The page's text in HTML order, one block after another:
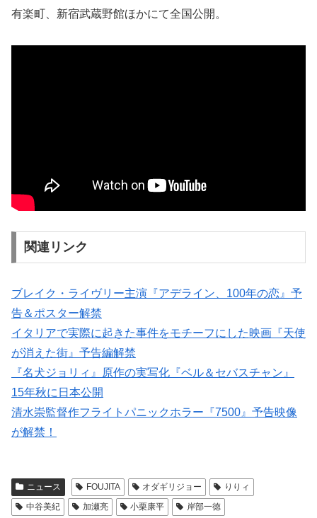
有楽町、新宿武蔵野館ほかにて全国公開。
関連リンク
ブレイク・ライヴリー主演『アデライン、100年の恋』予
告＆ポスター解禁
イタリアで実際に起きた事件をモチーフにした映画『天使
が消えた街』予告編解禁
『名犬ジョリィ』原作の実写化『ベル＆セバスチャン』
15年秋に日本公開
清水崇監督作フライトパニックホラー『7500』予告映像
が解禁！
ニュース FOUJITA オダギリジョー
りりィ
中谷美紀
加瀬亮 小栗康平 岸部一徳